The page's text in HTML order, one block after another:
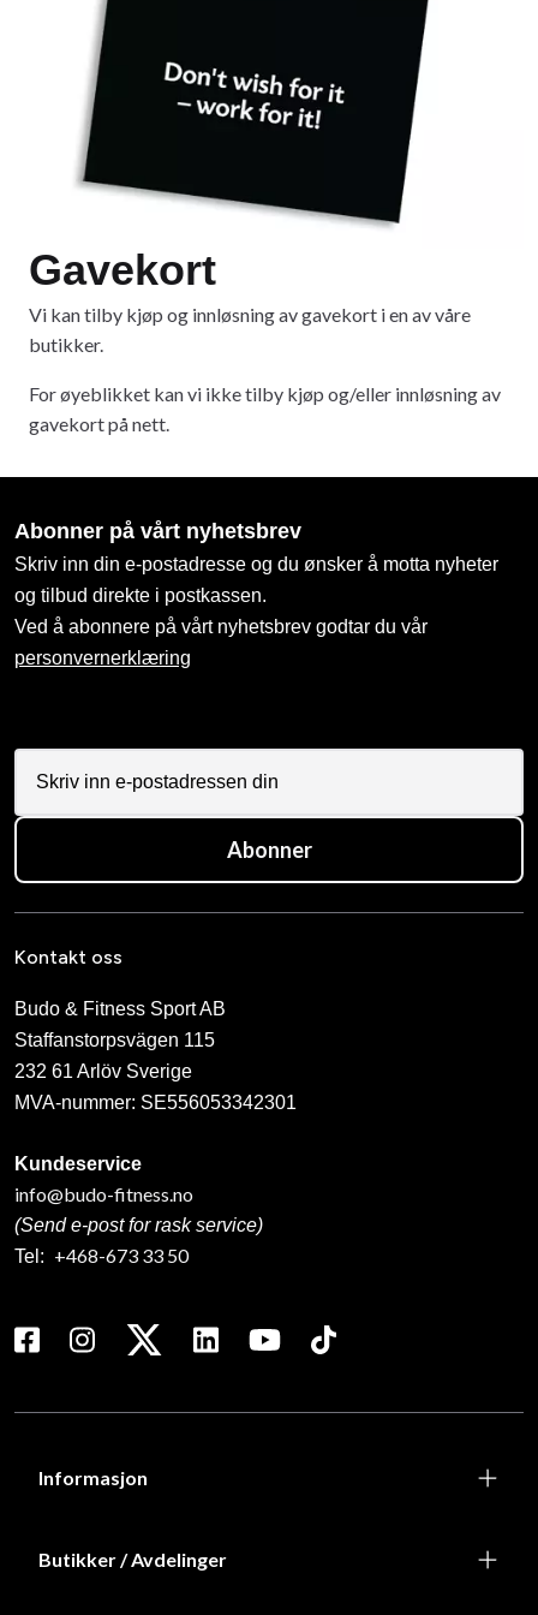
Gavekort
Vi kan tilby kjøp og innløsning av gavekort i en av våre
butikker.
For øyeblikket kan vi ikke tilby kjøp og/eller innløsning av
gavekort på nett.
Abonner på vårt nyhetsbrev
Skriv inn din e-postadresse og du ønsker å motta nyheter
og tilbud direkte i postkassen.
Ved å abonnere på vårt nyhetsbrev godtar du vår
personvernerklæring
Abonner
Kontakt oss
Budo & Fitness Sport AB
Staffanstorpsvägen 115
232 61 Arlöv Sverige
MVA-nummer: SE556053342301
Kundeservice
info@budo-fitness.no
(Send e-post for rask service)
Tel: +468-673 33 50
Informasjon
Butikker / Avdelinger